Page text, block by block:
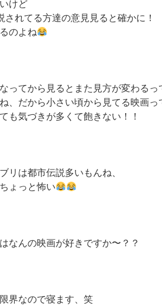
けど
されてる方達の意見見ると確かに！
のよね
ってから見るとまた見方が変わるっ
、だから小さい頃から見てる映画っ
も気づきが多くて飽きない！！
リは都市伝説多いもんね、
ょっと怖い
なんの映画が好きですか〜？？
界なので寝ます、笑